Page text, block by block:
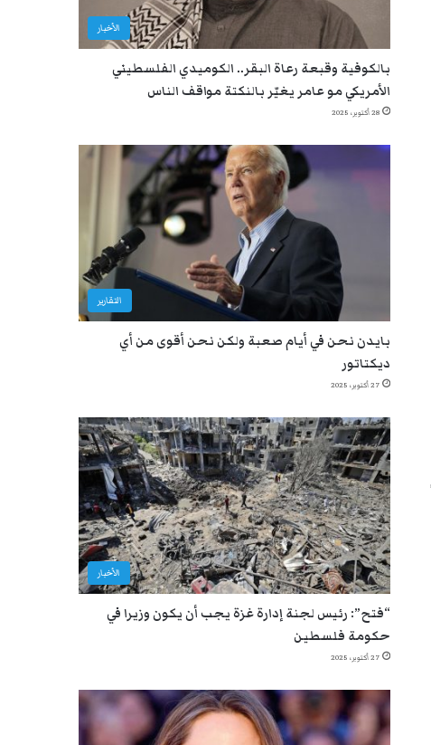
الأخبار
بالكوفية وقبعة رعاة البقر.. الكوميدي الفلسطيني
الأمريكي مو عامر يغيّر بالنكتة مواقف الناس
28 أكتوبر، 2025
التقارير
بايدن نحن في أيام صعبة ولكن نحن أقوى من أي
ديكتاتور
27 أكتوبر، 2025
الأخبار
“فتح”: رئيس لجنة إدارة غزة يجب أن يكون وزيرا في
حكومة فلسطين
27 أكتوبر، 2025